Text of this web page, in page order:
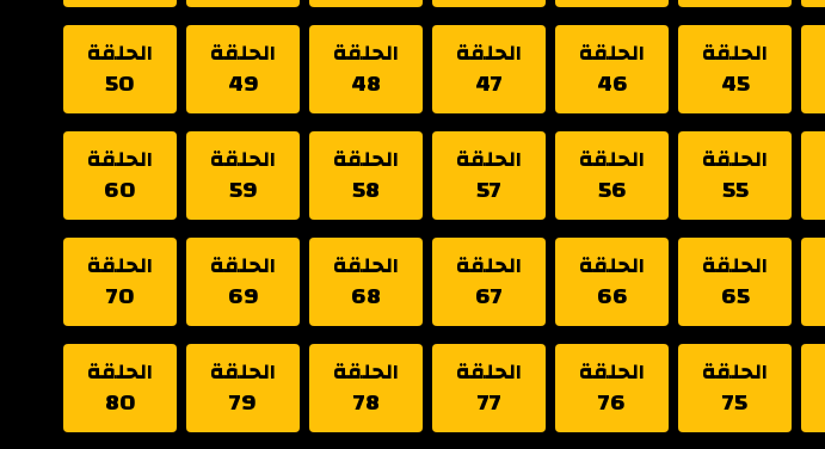
الحلقة
45
الحلقة
46
الحلقة
47
الحلقة
48
الحلقة
49
الحلقة
50
الحلقة
55
الحلقة
56
الحلقة
57
الحلقة
58
الحلقة
59
الحلقة
60
الحلقة
65
الحلقة
66
الحلقة
67
الحلقة
68
الحلقة
69
الحلقة
70
الحلقة
75
الحلقة
76
الحلقة
77
الحلقة
78
الحلقة
79
الحلقة
80